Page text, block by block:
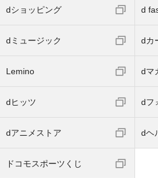
dショッピング d
dミュージック dカ
Lemino dマ
dヒッツ dフ
dアニメストア dヘ
ドコモスポーツくじ